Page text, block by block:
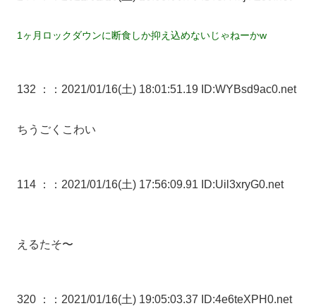
1ヶ月ロックダウンに断食しか抑え込めないじゃねーかw
132 ： ：2021/01/16(土) 18:01:51.19 ID:WYBsd9ac0.net
ちうごくこわい
114 ： ：2021/01/16(土) 17:56:09.91 ID:Uil3xryG0.net
えるたそ〜
320 ： ：2021/01/16(土) 19:05:03.37 ID:4e6teXPH0.net